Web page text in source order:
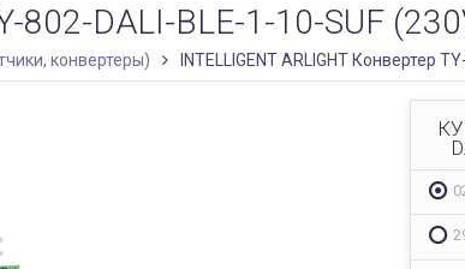
DALI-BLE-1-10-SUF
конвертеры) INTELLIGENT ARLIGHT Конвертер